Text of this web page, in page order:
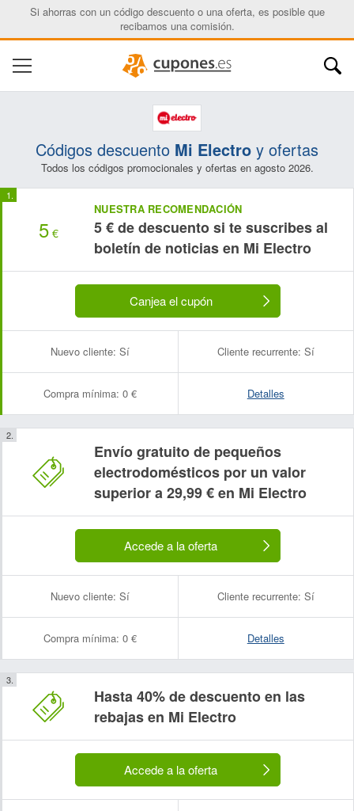
Si ahorras con un código descuento o una oferta, es posible que
recibamos una comisión.
Códigos descuento Mi Electro y ofertas
Todos los códigos promocionales y ofertas en agosto 2026.
5 €
NUESTRA RECOMENDACIÓN
5 € de descuento si te suscribes al
boletín de noticias en Mi Electro
Canjea el cupón
Nuevo cliente: Sí Cliente recurrente: Sí
Compra mínima: 0 € Detalles
Envío gratuito de pequeños
electrodomésticos por un valor
superior a 29,99 € en Mi Electro
Accede a la oferta
Nuevo cliente: Sí Cliente recurrente: Sí
Compra mínima: 0 € Detalles
Hasta 40% de descuento en las
rebajas en Mi Electro
Accede a la oferta